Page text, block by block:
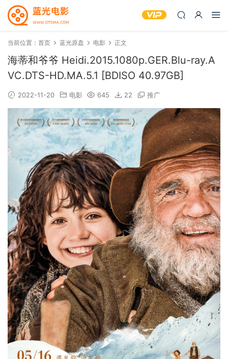
当前位置： 首页 蓝光原盘 电影 正文
海蒂和爷爷 Heidi.2015.1080p.GER.Blu-ray.A
VC.DTS-HD.MA.5.1 [BDISO 40.97GB]
2022-11-20 电影 645 22 推广